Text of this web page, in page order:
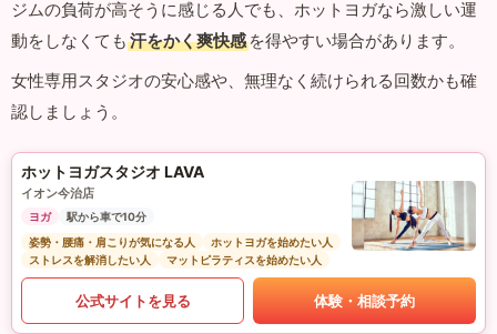
ジムの負荷が高そうに感じる人でも、ホットヨガなら激しい運
動をしなくても 汗をかく爽快感 を得やすい場合があります。
女性専用スタジオの安心感や、無理なく続けられる回数かも確
認しましょう。
ホットヨガスタジオ LAVA
イオン今治店
ヨガ
駅から車で10分
姿勢・腰痛・肩こりが気になる人
ホットヨガを始めたい人
ストレスを解消したい人
マットピラティスを始めたい人
公式サイトを見る 体験・相談予約